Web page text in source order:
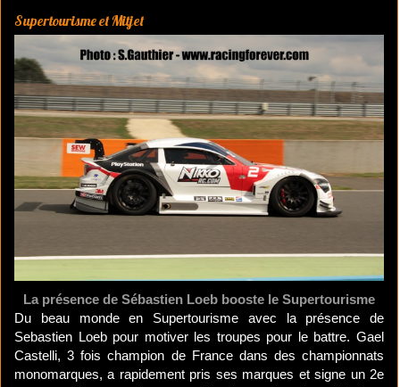
Supertourisme et Mitjet
La présence de Sébastien Loeb booste le Supertourisme
Du beau monde en Supertourisme avec la présence de
Sebastien Loeb pour motiver les troupes pour le battre. Gael
Castelli, 3 fois champion de France dans des championnats
monomarques, a rapidement pris ses marques et signe un 2e